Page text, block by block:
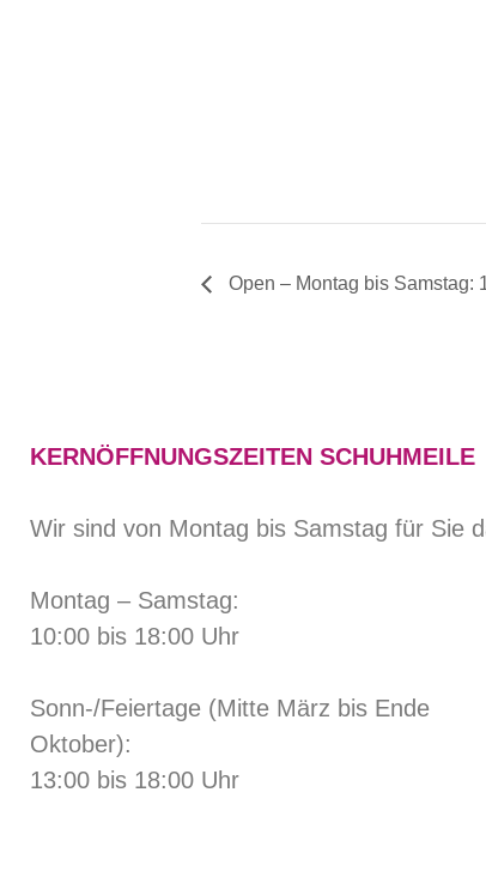
Open – Montag bis Samstag:
KERNÖFFNUNGSZEITEN SCHUHMEILE
Wir sind von Montag bis Samstag für Sie
Montag – Samstag:
10:00 bis 18:00 Uhr
Sonn-/Feiertage (Mitte März bis Ende
Oktober):
13:00 bis 18:00 Uhr